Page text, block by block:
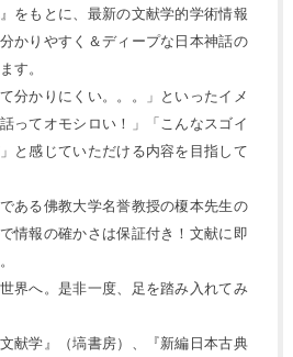
をもとに、最新の文献学的学術情報
かりやすく＆ディープな日本神話の
す。
分かりにくい。。。」といったイメ
ってオモシロい！」「こんなスゴイ
と感じていただける内容を目指して
ある佛教大学名誉教授の榎本先生の
情報の確かさは保証付き！文献に即
界へ。是非一度、足を踏み入れてみ
献学』（塙書房）、『新編日本古典